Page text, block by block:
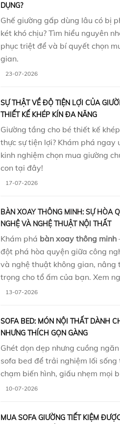
DỤNG?
Ghế giường gấp dùng lâu có bị
két khó chịu? Tìm hiểu nguyên
phục triệt để và bí quyết chọn
gian.
23-07-2026
SỰ THẬT VỀ ĐỘ TIỆN LỢI CỦA
THIẾT KẾ KHÉP KÍN ĐA NĂNG
Giường tầng cho bé thiết kế
thực sự tiện lợi? Khám phá ngay
kinh nghiệm chọn mua giường
con tại đây!
17-07-2026
BÀN XOAY THÔNG MINH: SỰ HÒA
NGHỆ VÀ NGHỆ THUẬT NỘI THẤT
Khám phá bàn xoay thông minh
đột phá hòa quyện giữa công
và nghệ thuật không gian, nâng
trọng cho tổ ấm của bạn. Xem
13-07-2026
SOFA BED: MÓN NỘI THẤT DÀNH
NHƯNG THÍCH GỌN GÀNG
Ghét dọn dẹp nhưng cuồng
sofa bed để trải nghiệm lối sống
chạm biến hình, giấu nhẹm mọi
10-07-2026
MUA SOFA GIƯỜNG TIẾT KIỆM